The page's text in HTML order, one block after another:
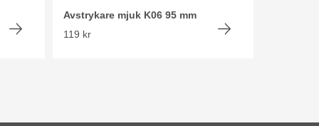
Avstrykare mjuk K06 95 mm
119 kr